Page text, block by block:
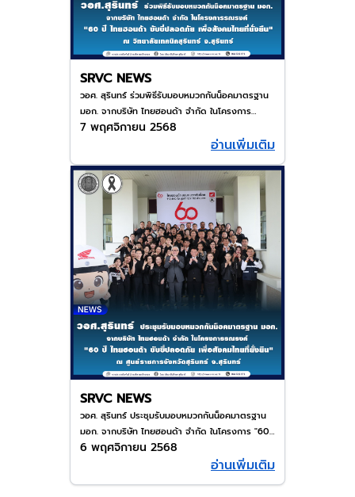
SRVC NEWS
วอศ. สุรินทร์ ร่วมพิธีรับมอบหมวกกันน็อคมาตรฐาน
มอก. จากบริษัท ไทยฮอนด้า จำกัด ในโครงการ
รณรงค์ "60 ปี ไทยฮอนด้า ขับขี่ปลอดภัย เพื่อสังคม
ไทยที่ยั่งยืน" ณ วิทยาลัยเทคนิคสุรินทร์
7 พฤศจิกายน 2568
อ่านเพิ่มเติม
SRVC NEWS
วอศ. สุรินทร์ ประชุมรับมอบหมวกกันน็อคมาตรฐาน
มอก. จากบริษัท ไทยฮอนด้า จำกัด ในโครงการ "60
ปี ไทยฮอนด้า ขับขี่ปลอดภัย เพื่อสังคมไทยยั่งยืน"
6 พฤศจิกายน 2568
อ่านเพิ่มเติม